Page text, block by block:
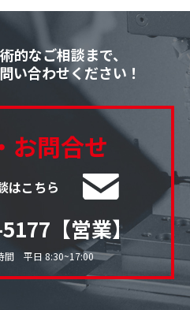
的なご相談まで、
い合わせください！
お問合せ
はこちら
【営業】
間 平日 8:30~17:00